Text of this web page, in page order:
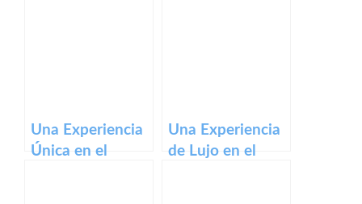
Una Experiencia
Única en el
Una Experiencia
de Lujo en el